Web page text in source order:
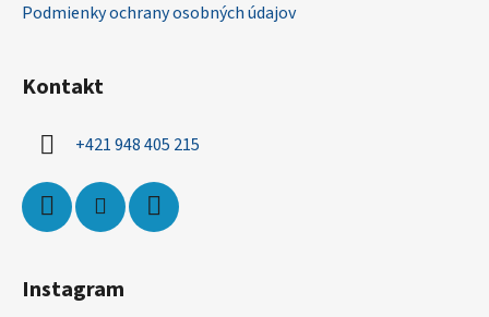
Podmienky ochrany osobných údajov
Kontakt
+421 948 405 215
Instagram